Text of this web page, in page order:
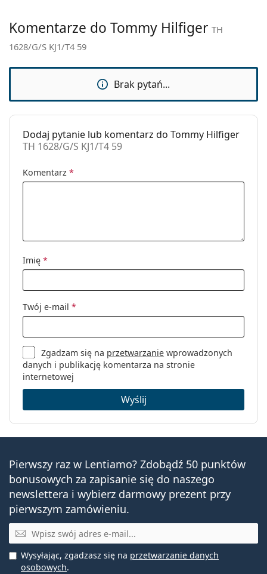
Marka:
Tommy Hilfiger
Zastosowanie:
Kod:
TH 1628/G/S KJ1/T4 59
Komentarze do Tommy Hilfiger TH
1628/G/S KJ1/T4 59
Brak pytań...
Dodaj pytanie lub komentarz do Tommy Hilfiger
TH 1628/G/S KJ1/T4 59
Komentarz *
Imię *
Twój e-mail *
Zgadzam się na przetwarzanie wprowadzonych
danych i publikację komentarza na stronie
internetowej
Wyślij
Pierwszy raz w Lentiamo? Zdobądź 50 punktów
bonusowych za zapisanie się do naszego
newslettera i wybierz darmowy prezent przy
pierwszym zamówieniu.
E-mail
Wysyłając, zgadzasz się na przetwarzanie danych
osobowych.